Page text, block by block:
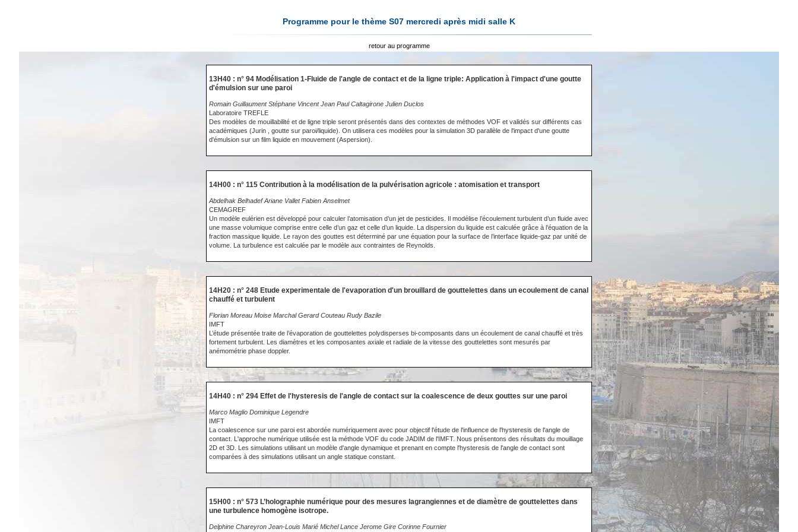
Programme pour le thème S07 mercredi après midi salle K
retour au programme
13H40 : n° 94 Modélisation 1-Fluide de l'angle de contact et de la ligne triple: Application à l'impact d'une goutte
d'émulsion sur une paroi
Romain Guillaument Stéphane Vincent Jean Paul Caltagirone Julien Duclos
Laboratoire TREFLE
Des modèles de mouillabilité et de ligne triple seront présentés dans des contextes de méthodes VOF et validés sur différents cas
académiques (Jurin , goutte sur paroi/liquide). On utilisera ces modèles pour la simulation 3D parallèle de l'impact d'une goutte
d'émulsion sur un film liquide en mouvement (Aspersion).
14H00 : n° 115 Contribution à la modélisation de la pulvérisation agricole : atomisation et transport
Abdelhak Belhadef Ariane Vallet Fabien Anselmet
CEMAGREF
Un modèle eulérien est développé pour calculer l’atomisation d’un jet de pesticides. Il modélise l’écoulement turbulent d’un fluide avec
une masse volumique comprise entre celle d’un gaz et celle d’un liquide. La dispersion du liquide est calculée grâce à l’équation de la
fraction massique liquide. Le rayon des gouttes est déterminé par une équation pour la surface de l’interface liquide-gaz par unité de
volume. La turbulence est calculée par le modèle aux contraintes de Reynolds.
14H20 : n° 248 Etude experimentale de l'evaporation d'un brouillard de gouttelettes dans un ecoulement de canal
chauffé et turbulent
Florian Moreau Moise Marchal Gerard Couteau Rudy Bazile
IMFT
L’étude présentée traite de l’évaporation de gouttelettes polydisperses bi-composants dans un écoulement de canal chauffé et très
fortement turbulent. Les diamètres et les composantes axiale et radiale de la vitesse des gouttelettes sont mesurés par
anémométrie phase doppler.
14H40 : n° 294 Effet de l'hysteresis de l'angle de contact sur la coalescence de deux gouttes sur une paroi
Marco Maglio Dominique Legendre
IMFT
La coalescence sur une paroi est abordée numériquement avec pour objectif l'étude de l'influence de l'hysteresis de l'angle de
contact. L'approche numérique utilisée est la méthode VOF du code JADIM de l'IMFT. Nous présentons des résultats du mouillage
2D et 3D. Les simulations utilisant un modèle d'angle dynamique et prenant en compte l'hysteresis de l'angle de contact sont
comparées à des simulations utilisant un angle statique constant.
15H00 : n° 573 L’holographie numérique pour des mesures lagrangiennes et de diamètre de gouttelettes dans
une turbulence homogène isotrope.
Delphine Chareyron Jean-Louis Marié Michel Lance Jerome Gire Corinne Fournier